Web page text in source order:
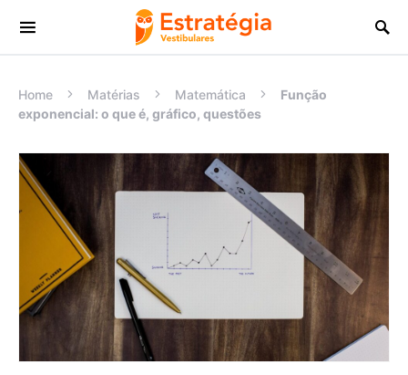
Procurar:
Home Matérias Matemática
Função
exponencial: o que é, gráfico, questões